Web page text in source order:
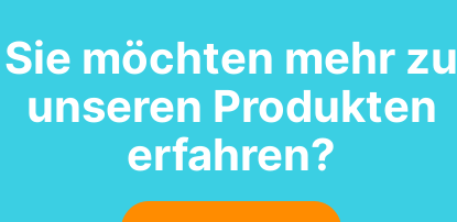
Sie möchten mehr zu
unseren Produkten
erfahren?